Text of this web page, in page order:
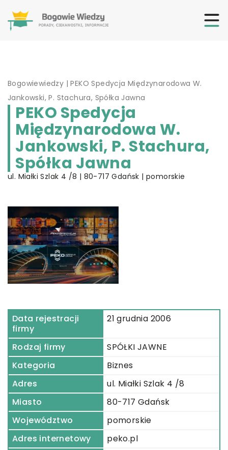
Bogowiewiedzy |PEKO Spedycja Międzynarodowa W.
Jankowski, P. Stachura, Spółka Jawna
PEKO Spedycja
Międzynarodowa W.
Jankowski, P. Stachura,
Spółka Jawna
ul. Miałki Szlak 4 /8 | 80-717 Gdańsk | pomorskie
Data rejestracji
firmy
21 grudnia 2006
Rodzaj firmy
SPÓŁKI JAWNE
Kategoria
Biznes
Adres
ul. Miałki Szlak 4 /8
Miasto
80-717 Gdańsk
Województwo
pomorskie
Adres internetowy
peko.pl